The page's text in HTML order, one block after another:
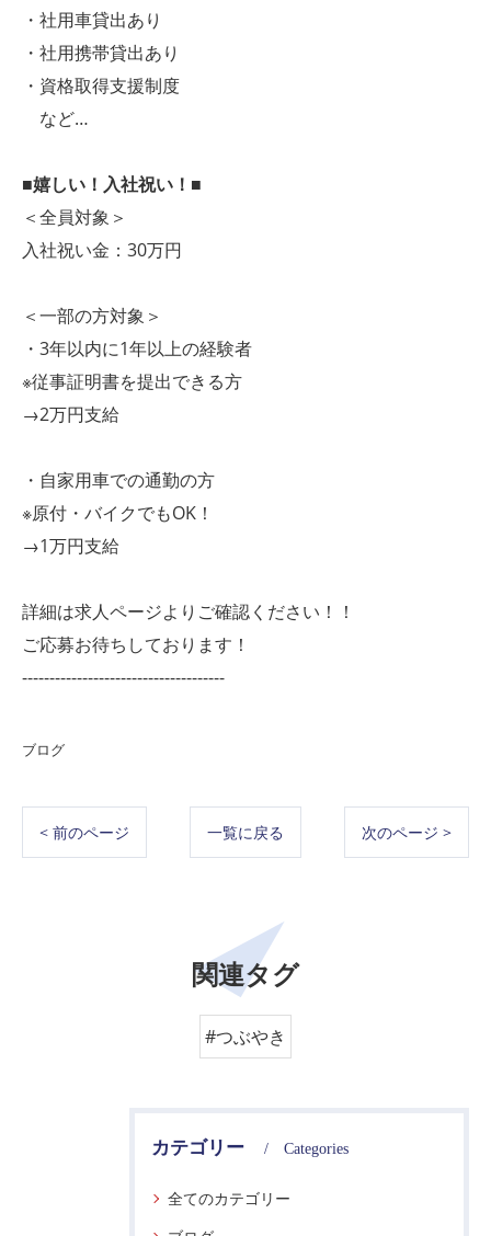
・社用車貸出あり
・社用携帯貸出あり
・資格取得支援制度
など…
■嬉しい！入社祝い！■
＜全員対象＞
入社祝い金：30万円
＜一部の方対象＞
・3年以内に1年以上の経験者
※従事証明書を提出できる方
→2万円支給
・自家用車での通勤の方
※原付・バイクでもOK！
→1万円支給
詳細は求人ページよりご確認ください！！
ご応募お待ちしております！
-------------------------------------
ブログ
< 前のページ 一覧に戻る 次のページ >
関連タグ
#つぶやき
カテゴリー Categories
全てのカテゴリー